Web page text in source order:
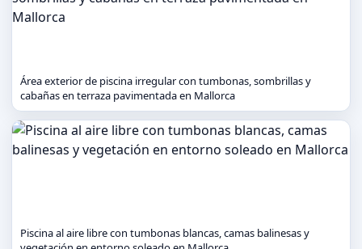
Área exterior de piscina irregular con tumbonas, sombrillas y
cabañas en terraza pavimentada en Mallorca
Piscina al aire libre con tumbonas blancas, camas balinesas y